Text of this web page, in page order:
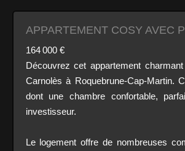
APPARTEMENT COSY AVEC
164 000 €
Découvrez cet appartement
Carnolès à Roquebrune-Cap-Martin.
dont une chambre confortable,
investisseur.
Le logement offre de nombreuses